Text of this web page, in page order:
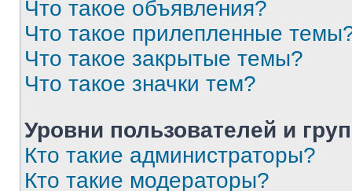
Что такое объявления?
Что такое прилепленные
Что такое закрытые темы?
Что такое значки тем?
Уровни пользователей и
Кто такие администраторы?
Кто такие модераторы?